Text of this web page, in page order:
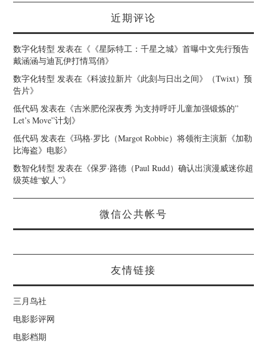
近期评论
数字化转型 发表在《 《星际特工：千星之城》首曝中文先行预告
戴涵涵与迪瓦伊打情骂俏》
数字化转型 发表在《科波拉新片《此刻与日出之间》（Twixt）预
告片》
低代码 发表在《吉米肥伦深夜秀 为支持呼吁儿童加强锻炼的”
Let’s Move”计划》
低代码 发表在《玛格·罗比（Margot Robbie）将领衔主演新《加勒
比海盗》电影》
数智化转型 发表在《保罗·路德（Paul Rudd）确认出演漫威迷你超
级英雄“蚁人”》
微信公共帐号
友情链接
三月鸟社
电影影评网
电影档期